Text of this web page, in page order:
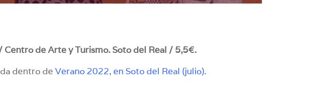
Centro de Arte y Turismo. Soto del Real / 5,5€.
dentro deVerano 2022, en Soto del Real (julio).